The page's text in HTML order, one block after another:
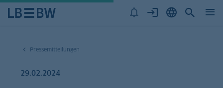
Pressemitteilungen
29.02.2024